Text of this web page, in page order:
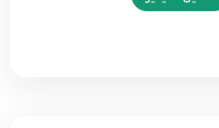
Request to